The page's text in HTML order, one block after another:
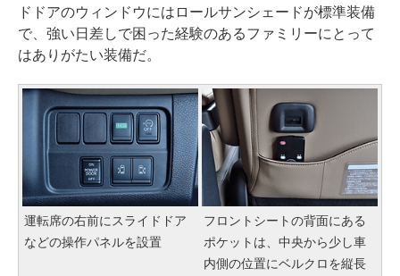
ドドアのウィンドウにはロールサンシェードが標準装備
で、強い日差しで困った経験のあるファミリーにとって
はありがたい装備だ。
運転席の右前にスライドドア
などの操作パネルを設置
フロントシートの背面にある
ポケットは、中央から少し車
内側の位置にベルクロを縦長